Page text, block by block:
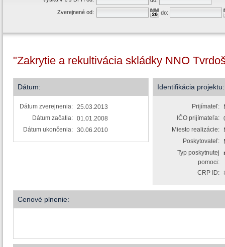
Zverejnené od:
do:
"Zakrytie a rekultivácia skládky NNO
Dátum:
Dátum zverejnenia: 25.03.2013
Dátum začatia: 01.01.2008
Dátum ukončenia: 30.06.2010
Identifikácia projektu:
Prijímateľ:
IČO prijímateľa:
Miesto realizácie:
Poskytovateľ:
Typ poskytnutej
pomoci:
CRP ID:
Cenové plnenie: